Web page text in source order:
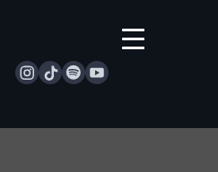
instagram
tiktokspotifyyoutube